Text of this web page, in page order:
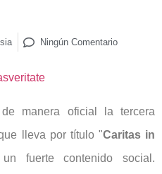
Ningún Comentario
manera oficial la tercera
lleva por título "Caritas in
fuerte contenido social.